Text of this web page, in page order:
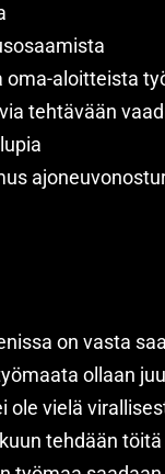
oma-aloitteista
tehtävään
on vasta
ollaan
ole vielä
tehdään